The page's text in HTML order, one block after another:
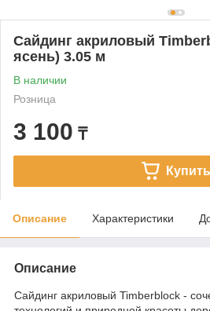
Сайдинг акриловый
ясень) 3.05 м
В наличии
Розница
3 100 ₸
Купить
Описание Характеристики
Описание
Сайдинг акриловый Timberblock -